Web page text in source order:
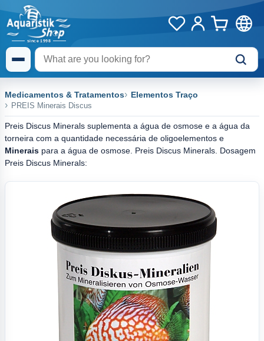
Medicamentos & Tratamentos Elementos Traço
PREIS Minerais Discus
Preis Discus Minerals suplementa a água de osmose e a água da
torneira com a quantidade necessária de oligoelementos e
Minerais para a água de osmose. Preis Discus Minerals. Dosagem
Preis Discus Minerals: